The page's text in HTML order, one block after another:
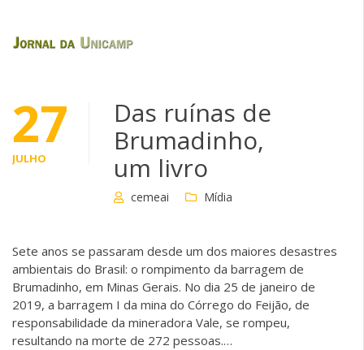
27
JULHO
Das ruínas de
Brumadinho,
um livro
cemeai Mídia
Sete anos se passaram desde um dos maiores desastres
ambientais do Brasil: o rompimento da barragem de
Brumadinho, em Minas Gerais. No dia 25 de janeiro de
2019, a barragem I da mina do Córrego do Feijão, de
responsabilidade da mineradora Vale, se rompeu,
resultando na morte de 272 pessoas.…